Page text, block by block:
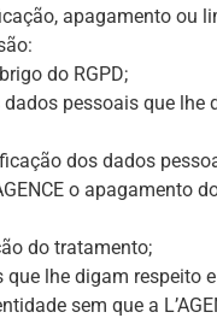
apagamento
do RGPD;
pessoais que
dos dados
o apagamento
do tratamento;
lhe digam respeito
sem que a